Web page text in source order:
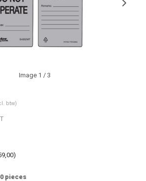
Image 1 / 3
btw)
pieces